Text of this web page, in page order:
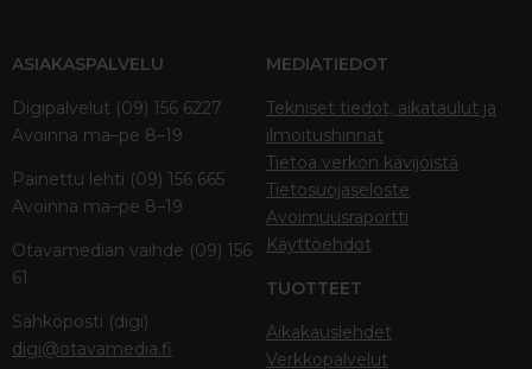
ASIAKASPALVELU
Digipalvelut (09) 156 6227
Avoinna ma–pe 8–19
Painettu lehti (09) 156 665
Avoinna ma–pe 8–19
Otavamedian vaihde (09) 156
61
Sähköposti (digi)
digi@otavamedia.fi
MEDIATIEDOT
Tekniset tiedot, aikataulut ja
ilmoitushinnat
Tietoa verkon kävijöistä
Tietosuojaseloste
Avoimuusraportti
Käyttöehdot
TUOTTEET
Aikakauslehdet
Verkkopalvelut